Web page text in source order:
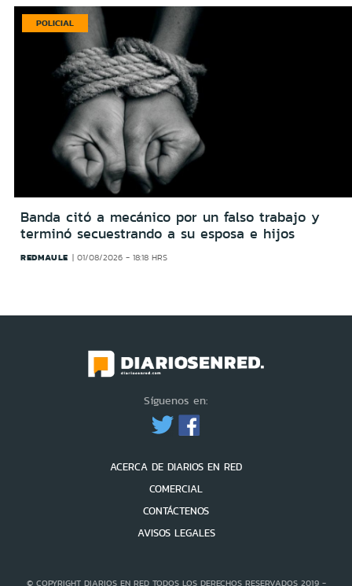
POLICIAL
Banda citó a mecánico por un falso trabajo y
terminó secuestrando a su esposa e hijos
REDMAULE 01/08/2026 - 18:18 HRS
Síguenos en:
ACERCA DE DIARIOS EN RED
COMERCIAL
CONTÁCTENOS
AVISOS LEGALES
© COPYRIGHT DIARIOS EN RED TODOS LOS DERECHOS RESERVADOS 2019 -